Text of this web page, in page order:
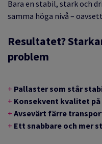
Bara en stabil, stark och
samma höga nivå –
Resultatet?
problem
+ Pallaster som står
+ Konsekvent kvalitet
+ Avsevärt färre
+ Ett snabbare och mer